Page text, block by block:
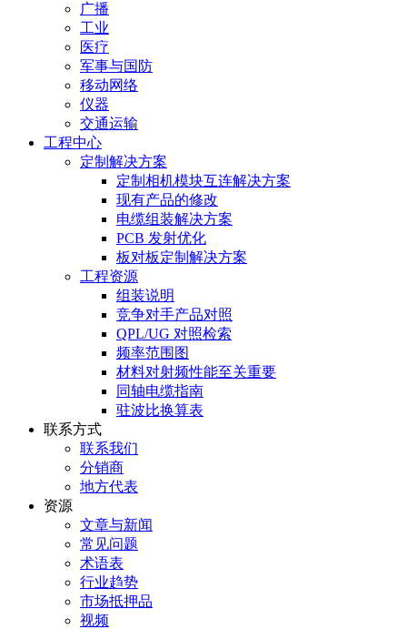
广播
工业
医疗
军事与国防
移动网络
仪器
交通运输
工程中心
定制解决方案
定制相机模块互连解决方案
现有产品的修改
电缆组装解决方案
PCB 发射优化
板对板定制解决方案
工程资源
组装说明
竞争对手产品对照
QPL/UG 对照检索
频率范围图
材料对射频性能至关重要
同轴电缆指南
驻波比换算表
联系方式
联系我们
分销商
地方代表
资源
文章与新闻
常见问题
术语表
行业趋势
市场抵押品
视频